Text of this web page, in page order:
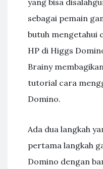
yang bisa
sebagai pemain
butuh mengetahui
HP di Higgs
Brainy
tutorial cara
Domino.
Ada dua langkah
pertama langkah
Domino dengan